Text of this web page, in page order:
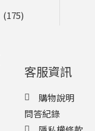
(175)
客服資訊
購物說明
問答紀錄